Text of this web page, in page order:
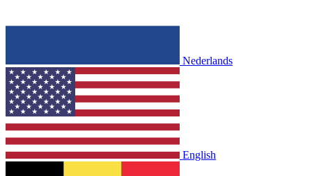
Nederlands
English